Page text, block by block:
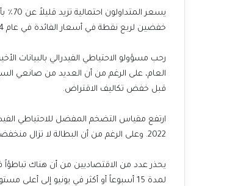
خفضين لربع نقطة في أسعار الفائدة في عام 2024.
رحب مسؤولو الاحتياطي الفيدرالي بالبيانات
العام، على الرغم من أن العديد من صانعي
قبل خفض تكاليف الاقتراض.
2022. وعلى الرغم من أن البطالة لا تزال منخفضة عند 4.1٪، إلا أنها ارتفعت في كل من الأشهر الثلاثة الماضية.
يحذر عدد من الاقتصاديين من أن هناك
لمدة 15 أسبوعاً أو أكثر في يونيو إلى أعلى مستوى له منذ أوائل 2022، عندما كان هذا المقياس ينخفض بسرعة.